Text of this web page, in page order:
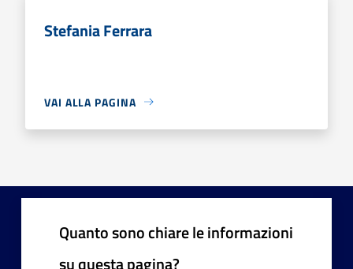
Stefania Ferrara
VAI ALLA PAGINA
Quanto sono chiare le informazioni
su questa pagina?